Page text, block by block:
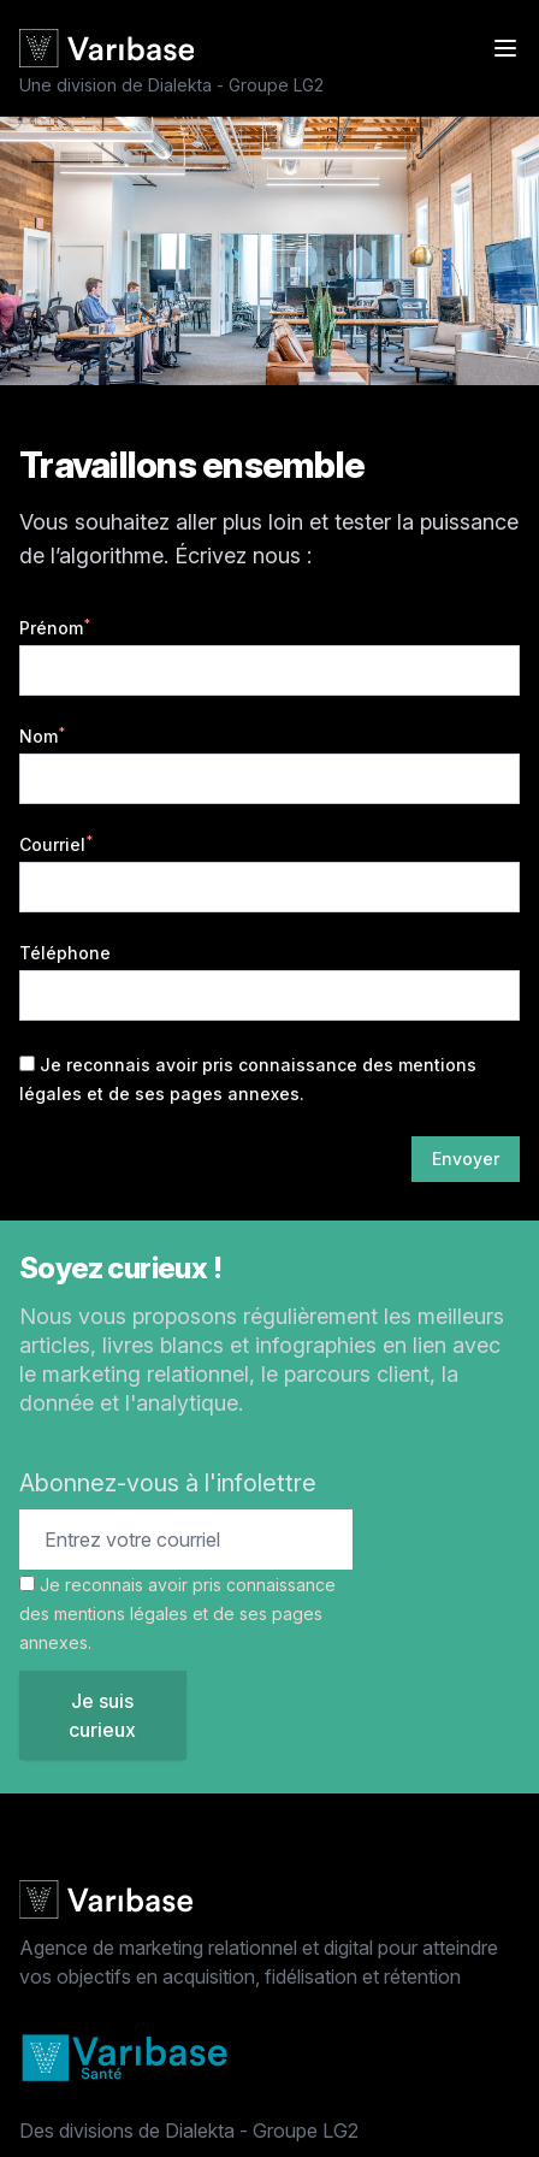
Une division de Dialekta - Groupe LG2
Travaillons ensemble
Vous souhaitez aller plus loin et tester la puissance
de l’algorithme. Écrivez nous :
Prénom*
Nom*
Courriel*
Téléphone
Je reconnais avoir pris connaissance des mentions
légales et de ses pages annexes.
Envoyer
Soyez curieux !
Nous vous proposons régulièrement les meilleurs
articles, livres blancs et infographies en lien avec
le marketing relationnel, le parcours client, la
donnée et l'analytique.
Abonnez-vous à l'infolettre
Je reconnais avoir pris connaissance
des mentions légales et de ses pages
annexes.
Je suis
curieux
Agence de marketing relationnel et digital pour atteindre
vos objectifs en acquisition, fidélisation et rétention
Des divisions de Dialekta - Groupe LG2